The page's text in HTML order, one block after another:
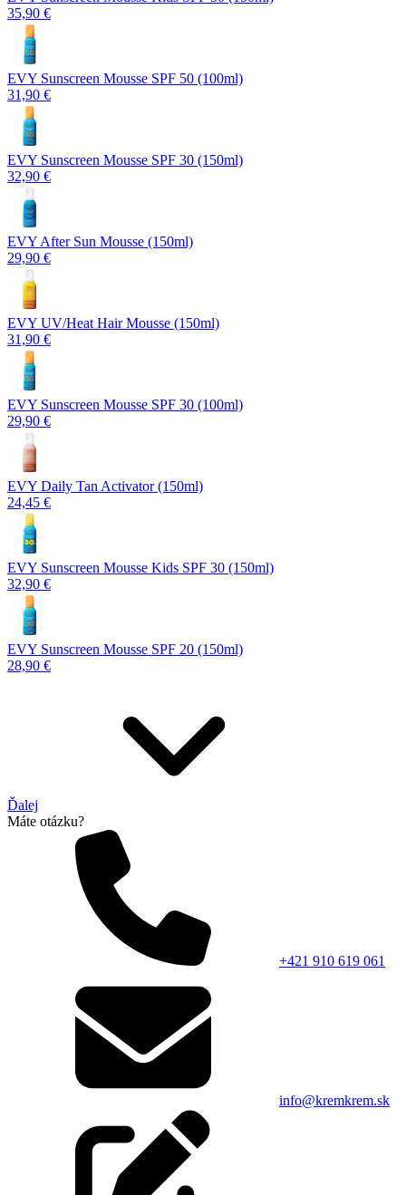
35,90 €
EVY Sunscreen Mousse SPF 50 (100ml)
31,90 €
EVY Sunscreen Mousse SPF 30 (150ml)
32,90 €
EVY After Sun Mousse (150ml)
29,90 €
EVY UV/Heat Hair Mousse (150ml)
31,90 €
EVY Sunscreen Mousse SPF 30 (100ml)
29,90 €
EVY Daily Tan Activator (150ml)
24,45 €
EVY Sunscreen Mousse Kids SPF 30 (150ml)
32,90 €
EVY Sunscreen Mousse SPF 20 (150ml)
28,90 €
Ďalej
Máte otázku?
+421 910 619 061
info@kremkrem.sk